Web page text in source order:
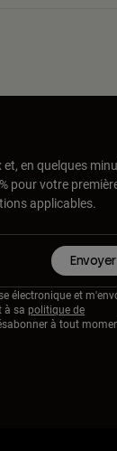
en quelques
pour votre
applicables.
Envoyer
électronique et
à sa politique de
à tout